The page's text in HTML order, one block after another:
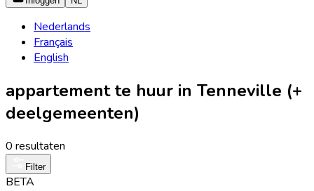
Nederlands
Français
English
appartement te huur in Tenneville (+
deelgemeenten)
0 resultaten
Filter
BETA